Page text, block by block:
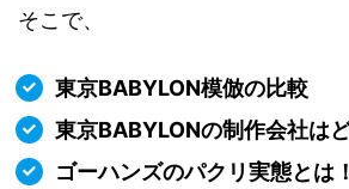
そこで、
東京BABYLON模倣の比較
東京BABYLONの制作会社は
ゴーハンズのパクリ実態とは